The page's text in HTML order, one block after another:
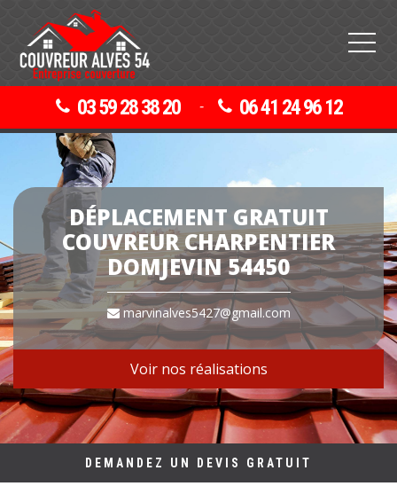
03 59 28 38 20 - 06 41 24 96 12
DÉPLACEMENT GRATUIT
COUVREUR CHARPENTIER
DOMJEVIN 54450
marvinalves5427@gmail.com
Voir nos réalisations
DEMANDEZ UN DEVIS GRATUIT